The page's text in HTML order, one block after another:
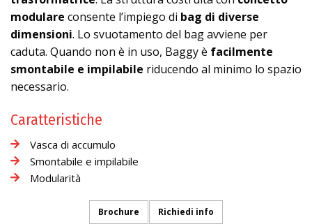
modulare consente l’impiego di bag di diverse
dimensioni. Lo svuotamento del bag avviene per
caduta. Quando non è in uso, Baggy è facilmente
smontabile e impilabile riducendo al minimo lo spazio
necessario.
Caratteristiche
Vasca di accumulo
Smontabile e impilabile
Modularità
Brochure Richiedi info